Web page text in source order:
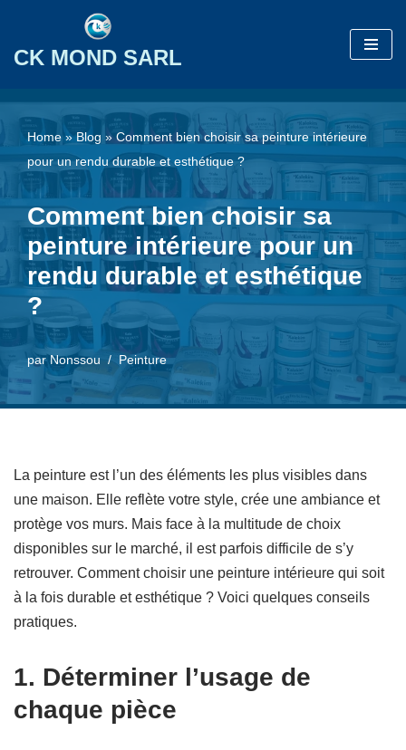
Aller
contenu
CK MOND SARL
Home »Blog »Comment bien choisir sa peinture intérieure
pour un rendu durable et esthétique ?
Comment bien choisir sa
peinture intérieure pour un
rendu durable et esthétique
?
parNonssou Peinture
La peinture est l’un des éléments les plus visibles dans
une maison. Elle reflète votre style, crée une ambiance et
protège vos murs. Mais face à la multitude de choix
disponibles sur le marché, il est parfois difficile de s’y
retrouver. Comment choisir une peinture intérieure qui soit
à la fois durable et esthétique ? Voici quelques conseils
pratiques.
1. Déterminer l’usage de
chaque pièce